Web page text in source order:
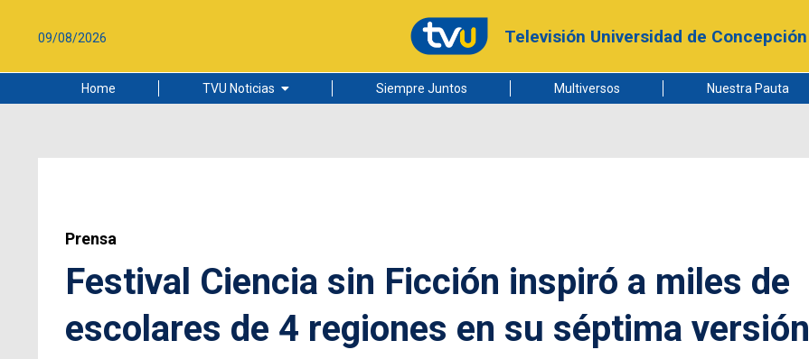
09/08/2026 Televisión Universidad de Concepción
Home TVU Noticias
Ciudad
Siempre Juntos Multiversos Nuestra Pauta
Prensa
Festival Ciencia sin Ficción inspiró a miles de
escolares de 4 regiones en su séptima versión